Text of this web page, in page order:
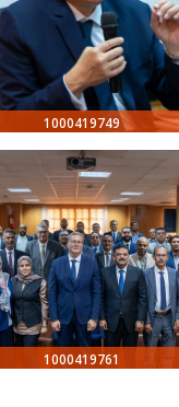
1000419749
1000419761